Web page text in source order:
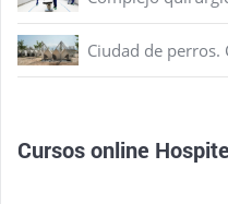
Ciudad de perros.
Cursos online